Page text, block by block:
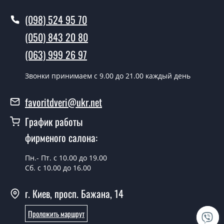
Вы производите установку
межкомнатных дверей ТМ Фаворит?
Да производим. Монтаж межкомнатных дверей ТМ
Фаворит производится согласно очереди, во все дни
Сколько стоит установка дверей
«Techno-47-polotno»?
Стоимость установки дверей «Techno-47-polotno» - от
Можно на сегодня вызвать
Да можно.
У вас есть в наличии готовые
(098) 524 95 70
(050) 843 20 80
(063) 999 26 97
Звонки принимаем c 9.00 до 21.00 каждый день
favoritdveri@ukr.net
График работы
фирменого салона:
Пн.- Пт. с 10.00 до 19.00
Сб. с 10.00 до 16.00
г. Киев, просп. Бажана, 14
Проложить маршрут